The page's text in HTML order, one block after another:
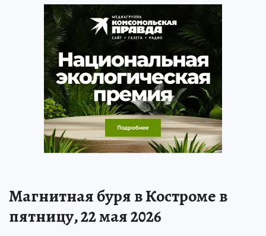
Магнитная буря в Костроме в
пятницу, 22 мая 2026